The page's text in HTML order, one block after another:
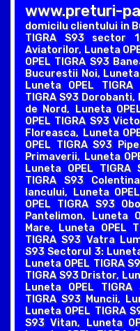
www.preturi-
domicilu clientului in
TIGRA S93 sector
Aviatorilor, Luneta
OPEL TIGRA S93
Bucurestii Noi, Luneta
Luneta OPEL
TIGRA S93 Dorobanti,
de Nord, Luneta
OPEL TIGRA S93
Floreasca, Luneta
OPEL TIGRA S93
Primaverii, Luneta
Luneta OPEL
TIGRA S93
Iancului, Luneta
OPEL TIGRA S93
Pantelimon, Luneta
Mare, Luneta OPEL
TIGRA S93 Vatra
S93 Sectorul 3:
Luneta OPEL TIGRA
TIGRA S93 Dristor,
Luneta OPEL
TIGRA S93 Muncii,
Luneta OPEL TIGRA
S93 Vitan, Luneta